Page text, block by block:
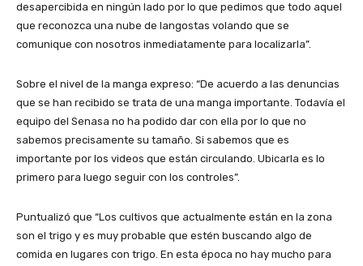
desapercibida en ningún lado por lo que pedimos que todo aquel
que reconozca una nube de langostas volando que se
comunique con nosotros inmediatamente para localizarla”.
Sobre el nivel de la manga expreso: “De acuerdo a las denuncias
que se han recibido se trata de una manga importante. Todavía el
equipo del Senasa no ha podido dar con ella por lo que no
sabemos precisamente su tamaño. Si sabemos que es
importante por los videos que están circulando. Ubicarla es lo
primero para luego seguir con los controles”.
Puntualizó que “Los cultivos que actualmente están en la zona
son el trigo y es muy probable que estén buscando algo de
comida en lugares con trigo. En esta época no hay mucho para